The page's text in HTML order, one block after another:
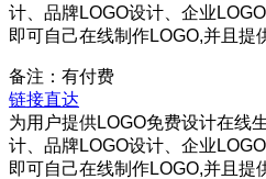
计、品牌LOGO设计、企业
即可自己在线制作LOGO,并且提
备注：有付费
链接直达
为用户提供LOGO免费设计在线
计、品牌LOGO设计、企业
即可自己在线制作LOGO,并且提